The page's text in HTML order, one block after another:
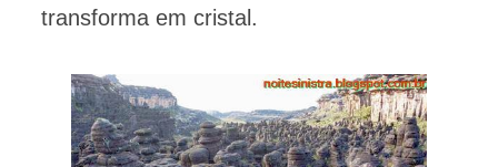
transforma em cristal.